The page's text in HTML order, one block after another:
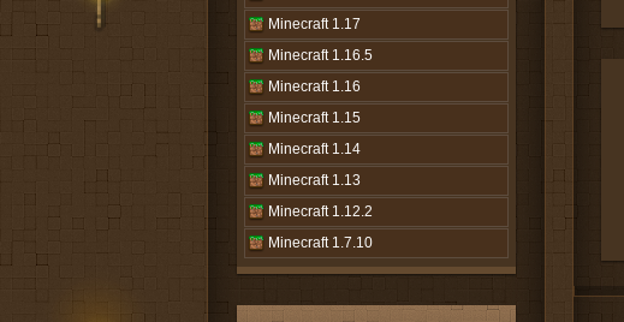
Minecraft 1.17
Minecraft 1.16.5
Minecraft 1.16
Minecraft 1.15
Minecraft 1.14
Minecraft 1.13
Minecraft 1.12.2
Minecraft 1.7.10